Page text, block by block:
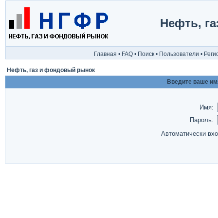
Нефть,
Главная • FAQ • Поиск • Пользователи •
Нефть, газ и фондовый рынок
Введите ваше
Имя:
Пароль:
Автоматически